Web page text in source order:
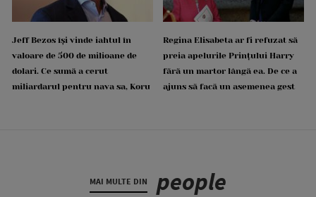
Jeff Bezos își vinde iahtul în
valoare de 500 de milioane de
dolari. Ce sumă a cerut
miliardarul pentru nava sa, Koru
Regina Elisabeta ar fi refuzat să
preia apelurile Prințului Harry
fără un martor lângă ea. De ce a
ajuns să facă un asemenea gest
MAI MULTE DIN people